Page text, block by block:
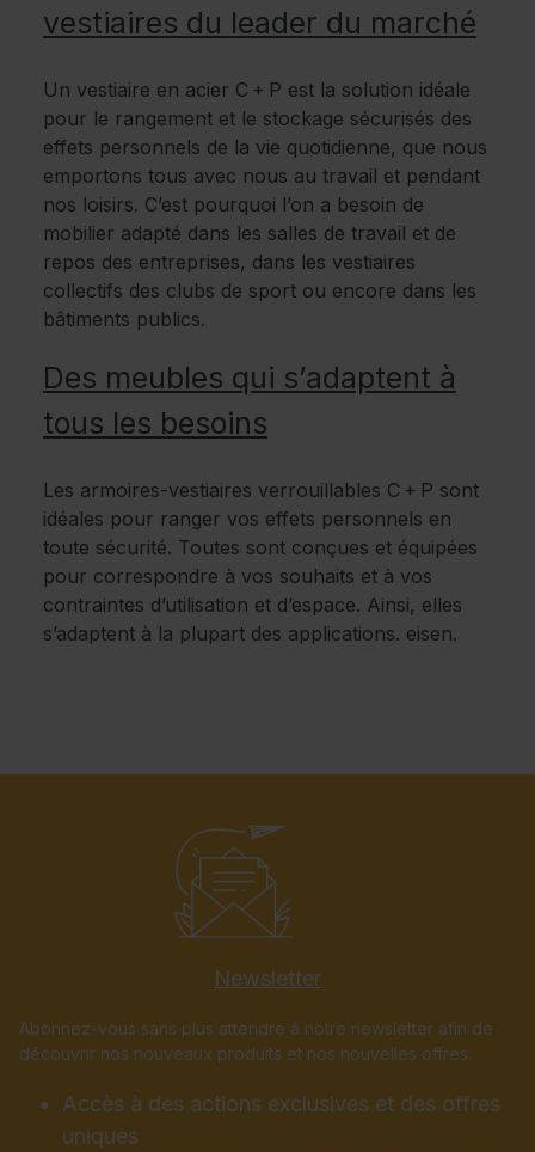
vestiaires du leader du marché
Un vestiaire en acier C + P est la solution idéale
pour le rangement et le stockage sécurisés des
effets personnels de la vie quotidienne, que nous
emportons tous avec nous au travail et pendant
nos loisirs. C’est pourquoi l’on a besoin de
mobilier adapté dans les salles de travail et de
repos des entreprises, dans les vestiaires
collectifs des clubs de sport ou encore dans les
bâtiments publics.
Des meubles qui s’adaptent à
tous les besoins
Les armoires-vestiaires verrouillables C + P sont
idéales pour ranger vos effets personnels en
toute sécurité. Toutes sont conçues et équipées
pour correspondre à vos souhaits et à vos
contraintes d’utilisation et d’espace. Ainsi, elles
s’adaptent à la plupart des applications. eisen.
Newsletter
Abonnez-vous sans plus attendre à notre newsletter afin de
découvrir nos nouveaux produits et nos nouvelles offres.
Accès à des actions exclusives et des offres
uniques